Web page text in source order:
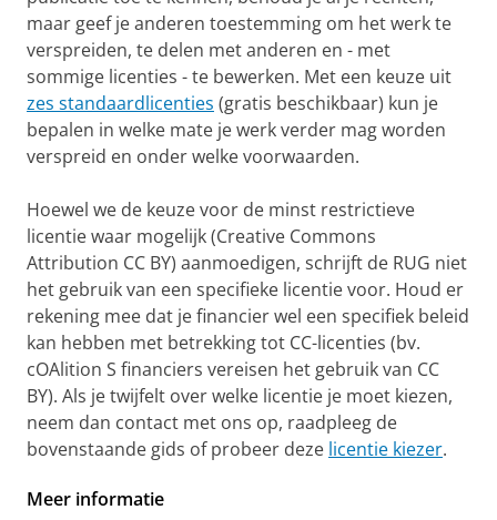
maar geef je anderen toestemming om het werk te
verspreiden, te delen met anderen en - met
sommige licenties - te bewerken. Met een keuze uit
zes standaardlicenties (gratis beschikbaar) kun je
bepalen in welke mate je werk verder mag worden
verspreid en onder welke voorwaarden.
Hoewel we de keuze voor de minst restrictieve
licentie waar mogelijk (Creative Commons
Attribution CC BY) aanmoedigen, schrijft de RUG niet
het gebruik van een specifieke licentie voor. Houd er
rekening mee dat je financier wel een specifiek beleid
kan hebben met betrekking tot CC-licenties (bv.
cOAlition S financiers vereisen het gebruik van CC
BY). Als je twijfelt over welke licentie je moet kiezen,
neem dan contact met ons op, raadpleeg de
bovenstaande gids of probeer deze licentie kiezer.
Meer informatie